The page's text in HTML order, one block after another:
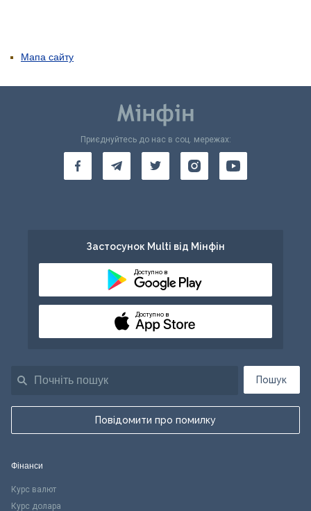
Мапа сайту
Пошук
Повідомити про помилку
Приєднуйтесь до нас в соц. мережах:
Застосунок Multi від Мінфін
Доступно в
Доступно в
Фінанси
Курс валют
Курс долара